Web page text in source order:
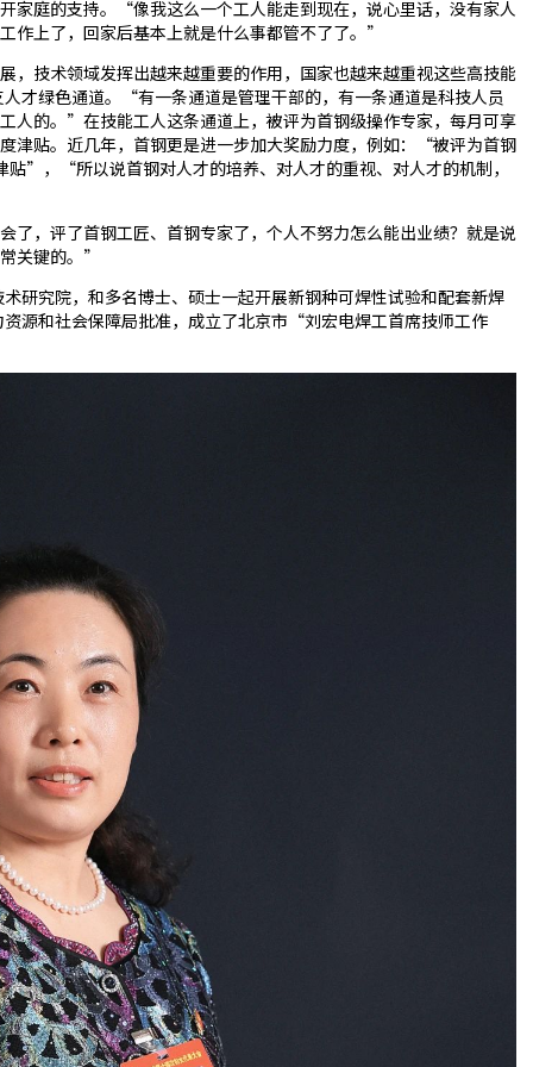
家庭的支持。“像我这么一个工人能走到现在，说心里话，没有家人
作上了，回家后基本上就是什么事都管不了了。”
，技术领域发挥出越来越重要的作用，国家也越来越重视这些高技能
才绿色通道。“有一条通道是管理干部的，有一条通道是科技人员
人的。”在技能工人这条通道上，被评为首钢级操作专家，每月可享
津贴。近几年，首钢更是进一步加大奖励力度，例如：“被评为首钢
”，“所以说首钢对人才的培养、对人才的重视、对人才的机制，
，评了首钢工匠、首钢专家了，个人不努力怎么能出业绩？就是说
关键的。”
研究院，和多名博士、硕士一起开展新钢种可焊性试验和配套新焊
源和社会保障局批准，成立了北京市“刘宏电焊工首席技师工作